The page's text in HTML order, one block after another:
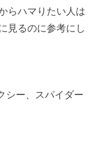
らハマりたい人は
見るのに参考にし
シー、スパイダー